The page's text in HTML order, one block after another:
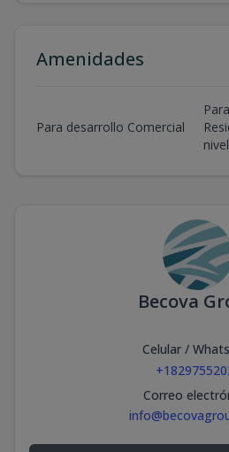
Amenidades
Para desarrollo Comercial
Becova
Celular /
Correo